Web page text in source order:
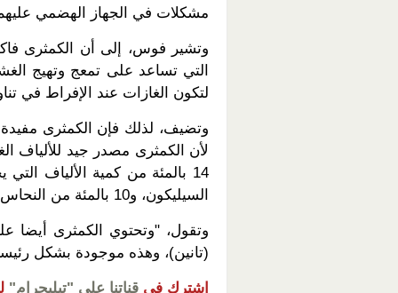
مشكلات في الجهاز الهضمي عليهم
وتشير فوس، إلى أن الكمثرى
التي تساعد على تمعج وتهيج
لتكون الغازات عند الإفراط في
وتضيف، لذلك فإن الكمثرى
السيليكون، و10 بالمئة من النحاس، و12 بالمئة من الحديد و6 بالمئة من البوتاسيوم.
(تانين)، وهذه موجودة بشكل
اشترك في قناتنا على "تيليجرام"